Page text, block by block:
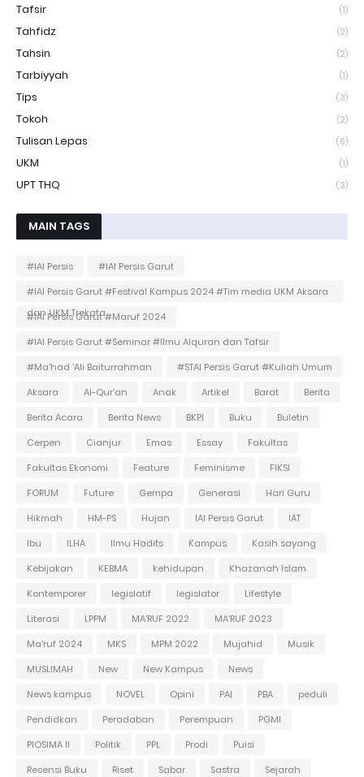
Tafsir (1)
Tahfidz (2)
Tahsin (2)
Tarbiyyah (1)
Tips (3)
Tokoh (2)
Tulisan Lepas (6)
UKM (1)
UPT THQ (3)
MAIN TAGS
#IAI Persis
#IAI Persis Garut
#IAI Persis Garut #Festival Kampus 2024 #Tim media UKM Aksara
dan UKM Trekata
#IAI Persis Garut #Maruf 2024
#IAI Persis Garut #Seminar #Ilmu Alquran dan Tafsir
#Ma'had 'Ali Baiturrahman
#STAI Persis Garut #Kuliah Umum
Aksara
Al-Qur'an Anak Artikel Barat
Berita
Berita Acara
Berita News BKPI Buku
Buletin
Cerpen
Cianjur Emas Essay
Fakultas
Fakultas Ekonomi
Feature Feminisme
FIKSI
FORUM
Future Gempa Generasi
Hari Guru
Hikmah
HM-PS Hujan IAI Persis Garut
IAT
Ibu
ILHA Ilmu Hadits Kampus
Kasih sayang
Kebijakan
KEBMA kehidupan
Khazanah Islam
Kontemporer
legislatif legislator
Lifestyle
Literasi
LPPM MA'RUF 2022
MA'RUF 2023
Ma'ruf 2024
MKS MPM 2022 Mujahid
Musik
MUSLIMAH
New New Kampus
News
News kampus
NOVEL Opini PAI PBA
peduli
Pendidkan
Peradaban Perempuan
PGMI
PIOSIMA II
Politik PPL Prodi
Puisi
Resensi Buku
Riset Sabar Sastra
Sejarah